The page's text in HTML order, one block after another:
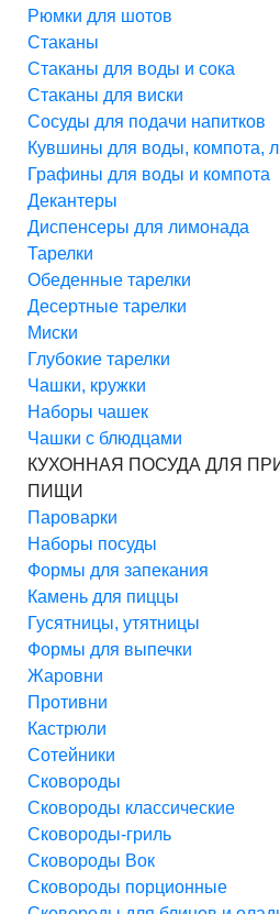
Рюмки для шотов
Стаканы
Стаканы для воды и сока
Стаканы для виски
Сосуды для подачи напитков
Кувшины для воды, компота,
Графины для воды и компота
Декантеры
Диспенсеры для лимонада
Тарелки
Обеденные тарелки
Десертные тарелки
Миски
Глубокие тарелки
Чашки, кружки
Наборы чашек
Чашки с блюдцами
КУХОННАЯ ПОСУДА ДЛЯ
ПИЩИ
Пароварки
Наборы посуды
Формы для запекания
Камень для пиццы
Гусятницы, утятницы
Формы для выпечки
Жаровни
Противни
Кастрюли
Сотейники
Сковороды
Сковороды классические
Сковороды-гриль
Сковороды Вок
Сковороды порционные